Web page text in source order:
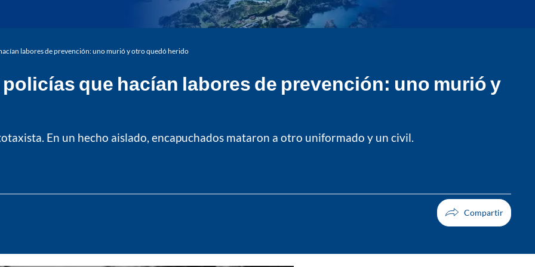
labores de prevención: uno murió y otro quedó herido
que hacían labores de prevención: uno murió y
En un hecho aislado, encapuchados mataron a otro uniformado y un civil.